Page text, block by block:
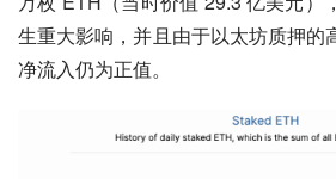
生重大影响，并且由于以太坊质押的
净流入仍为正值。